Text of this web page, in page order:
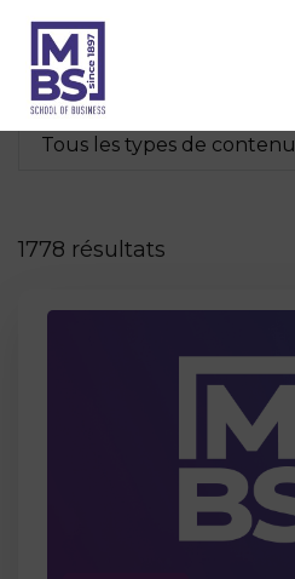
Tous les types de contenu
1778 résultats